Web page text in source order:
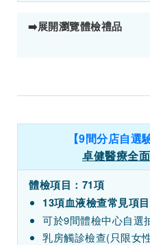
➡️展開瀏覽體檢禮品
【9間分店自選
卓健醫療全
體檢項目：71項
13項血液檢查常見項
可於9間體檢中心自選
乳房觸診檢查(只限女